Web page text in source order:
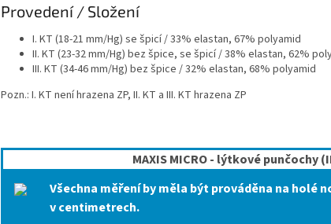
Provedení / Složení
I. KT (18-21 mm/Hg) se špicí / 33% elastan, 67% polyamid
II. KT (23-32 mm/Hg) bez špice, se špicí / 38% elastan, 62%
III. KT (34-46 mm/Hg) bez špice / 32% elastan, 68% polyamid
Pozn.: I. KT není hrazena ZP, II. KT a III. KT hrazena ZP
MAXIS MICRO - lýtkové punčochy
Všechna měření by měla být prováděna na holé
v centimetrech.